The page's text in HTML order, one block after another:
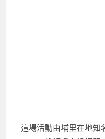
這場活動由埔里在地知